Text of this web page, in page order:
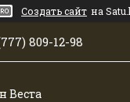
Создать сайт на
809-12-98
Веста